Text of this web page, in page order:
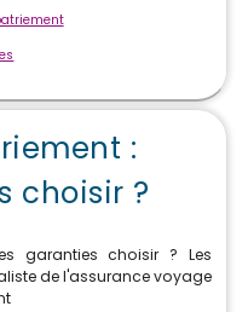
:
choisir ?
garanties choisir ? Les
de l'assurance voyage